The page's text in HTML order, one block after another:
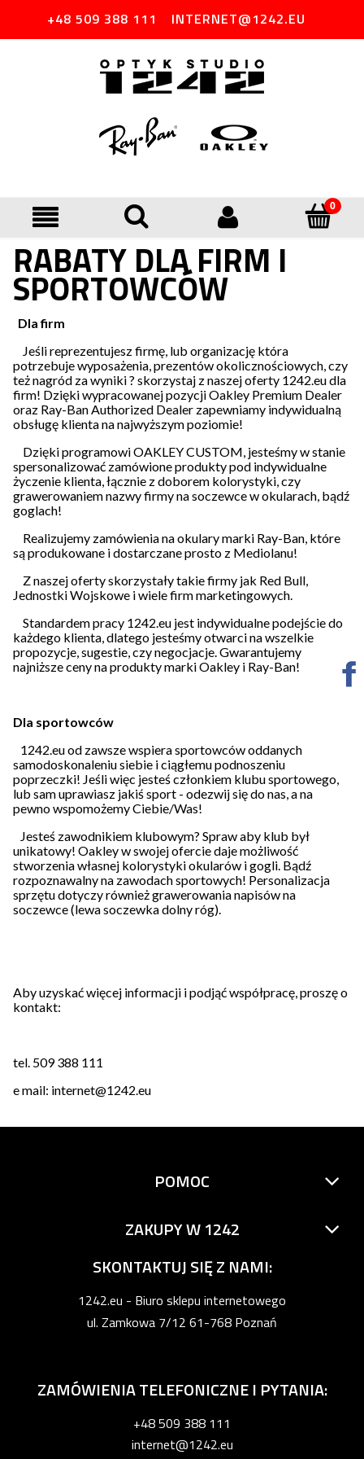
+48 509 388 111 INTERNET@1242.EU
RABATY DLA FIRM I
SPORTOWCÓW
Dla firm
Jeśli reprezentujesz firmę, lub organizację która
potrzebuje wyposażenia, prezentów okolicznościowych, czy
też nagród za wyniki ? skorzystaj z naszej oferty 1242.eu dla
firm! Dzięki wypracowanej pozycji Oakley Premium Dealer
oraz Ray-Ban Authorized Dealer zapewniamy indywidualną
obsługę klienta na najwyższym poziomie!
Dzięki programowi OAKLEY CUSTOM, jesteśmy w stanie
spersonalizować zamówione produkty pod indywidualne
życzenie klienta, łącznie z doborem kolorystyki, czy
grawerowaniem nazwy firmy na soczewce w okularach, bądź
goglach!
Realizujemy zamówienia na okulary marki Ray-Ban, które
są produkowane i dostarczane prosto z Mediolanu!
Z naszej oferty skorzystały takie firmy jak Red Bull,
Jednostki Wojskowe i wiele firm marketingowych.
Standardem pracy 1242.eu jest indywidualne podejście do
każdego klienta, dlatego jesteśmy otwarci na wszelkie
propozycje, sugestie, czy negocjacje. Gwarantujemy
najniższe ceny na produkty marki Oakley i Ray-Ban!
Dla sportowców
1242.eu od zawsze wspiera sportowców oddanych
samodoskonaleniu siebie i ciągłemu podnoszeniu
poprzeczki! Jeśli więc jesteś członkiem klubu sportowego,
lub sam uprawiasz jakiś sport - odezwij się do nas, a na
pewno wspomożemy Ciebie/Was!
Jesteś zawodnikiem klubowym? Spraw aby klub był
unikatowy! Oakley w swojej ofercie daje możliwość
stworzenia własnej kolorystyki okularów i gogli. Bądź
rozpoznawalny na zawodach sportowych! Personalizacja
sprzętu dotyczy również grawerowania napisów na
soczewce (lewa soczewka dolny róg).
Aby uzyskać więcej informacji i podjąć współpracę, proszę o
kontakt:
tel. 509 388 111
e mail: internet@1242.eu
POMOC
ZAKUPY W 1242
SKONTAKTUJ SIĘ Z NAMI:
1242.eu - Biuro sklepu internetowego
ul. Zamkowa 7/12 61-768 Poznań
ZAMÓWIENIA TELEFONICZNE I PYTANIA:
+48 509 388 111
internet@1242.eu